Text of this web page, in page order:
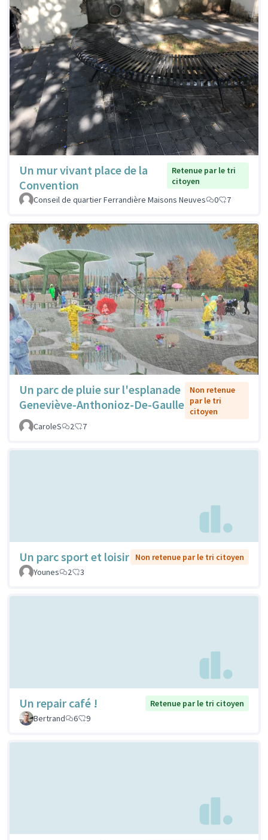
Un mur vivant place de la
Convention
Retenue par le tri
citoyen
Conseil de quartier Ferrandière Maisons Neuves
0 7
Un parc de pluie sur l'esplanade
Geneviève-Anthonioz-De-Gaulle
Non retenue
par le tri
citoyen
CaroleS
2 7
Un parc sport et loisir
Non retenue par le tri citoyen
Younes
2 3
Un repair café !
Retenue par le tri citoyen
Bertrand
6 9